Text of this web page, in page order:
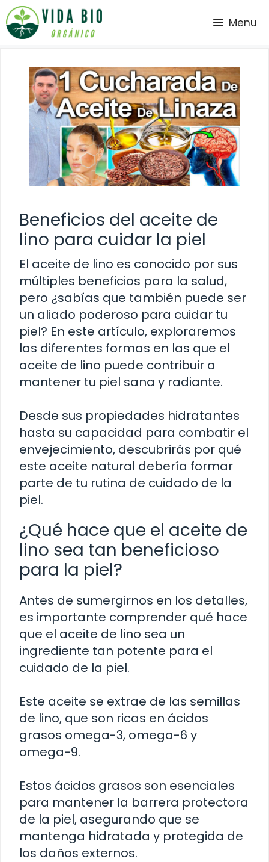
Saltar
al
contenido
Menu
Beneficios del aceite de
lino para cuidar la piel
El aceite de lino es conocido por sus
múltiples beneficios para la salud,
pero ¿sabías que también puede ser
un aliado poderoso para cuidar tu
piel? En este artículo, exploraremos
las diferentes formas en las que el
aceite de lino puede contribuir a
mantener tu piel sana y radiante.
Desde sus propiedades hidratantes
hasta su capacidad para combatir el
envejecimiento, descubrirás por qué
este aceite natural debería formar
parte de tu rutina de cuidado de la
piel.
¿Qué hace que el aceite de
lino sea tan beneficioso
para la piel?
Antes de sumergirnos en los detalles,
es importante comprender qué hace
que el aceite de lino sea un
ingrediente tan potente para el
cuidado de la piel.
Este aceite se extrae de las semillas
de lino, que son ricas en ácidos
grasos omega-3, omega-6 y
omega-9.
Estos ácidos grasos son esenciales
para mantener la barrera protectora
de la piel, asegurando que se
mantenga hidratada y protegida de
los daños externos.